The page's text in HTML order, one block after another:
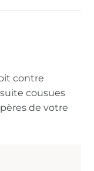
contre
cousues
de votre